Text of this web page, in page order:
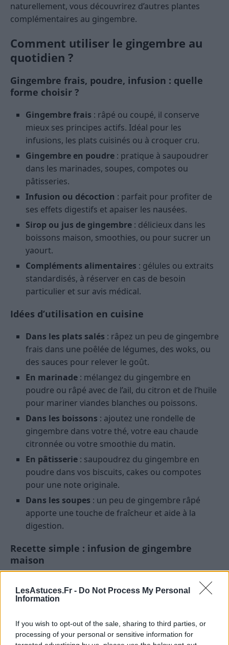
LesAstuces.Fr - Do Not Process My Personal
Information
If you wish to opt-out of the sale, sharing to third parties, or
processing of your personal or sensitive information for
naturellement, vous découvrirez d’autres plantes
complémentaires au gingembre.
Comment utiliser le gingembre au
quotidien ?
Gingembre frais, poudre, infusion : quelle
forme choisir ?
Gingembre frais : râpé ou coupé, il conserve
mieux ses principes actifs. Idéal pour les
infusions, les plats cuisinés ou à croquer cru.
Gingembre en poudre : pratique à saupoudrer
dans les marinades, soupes, compotes ou
pâtisseries.
Infusion ou décoction : parfait pour profiter de
ses effets digestifs et apaiser les nausées.
Sirop ou jus de gingembre : délicieux dans les
boissons maison, smoothies, ou pour sucrer un
yaourt.
Compléments alimentaires : gélules ou extraits
standardisés, à réserver en cas de besoin
particulier et sur avis médical.
Idées d’utilisation en cuisine
Dans les plats salés : râpez un peu de gingembre
frais dans une poêlée de légumes, des woks, ou
des sauces pour relever le goût.
En marinade : mélangez du gingembre en
poudre ou râpé avec de l’ail, du citron et de l’huile
pour mariner viandes blanches ou poissons.
Dans les boissons : ajoutez une rondelle de
gingembre dans votre thé, votre eau chaude
citronnée ou votre smoothie du matin.
En pâtisserie : saupoudrez du gingembre en
poudre dans vos biscuits, cakes ou compotes
pour une note originale.
Dans les soupes : un peu de gingembre râpé
apporte une touche de fraîcheur et aide à la
digestion.
Recette simple : infusion de gingembre
maison
Ajoutez-le dans une tasse d’eau frémissante.
Filtrez, puis ajoutez du citron et un peu de miel
selon vos goûts.